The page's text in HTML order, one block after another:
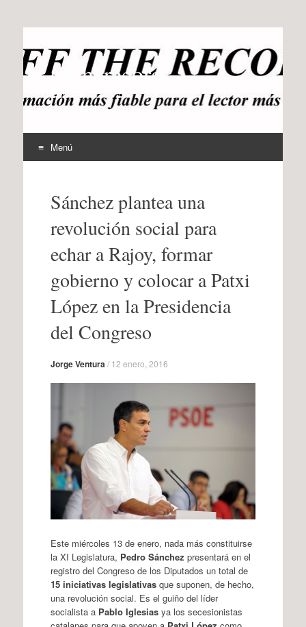
offtherecord
OTR
Menú
contenidoSánchez plantea una
revolución social para
echar a Rajoy, formar
gobierno y colocar a Patxi
López en la Presidencia
del Congreso
Jorge Ventura / 12 enero, 2016
Este miércoles 13 de enero, nada más constituirse
la XI Legislatura, Pedro Sánchez presentará en el
registro del Congreso de los Diputados un total de
15 iniciativas legislativasque suponen, de hecho,
una revolución social. Es el guiño del líder
socialista a Pablo Iglesiasya los secesionistas